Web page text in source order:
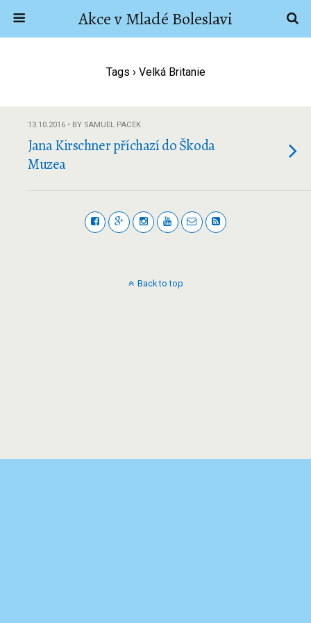
Akce v Mladé Boleslavi
Tags › Velká Britanie
13.10.2016 • BY SAMUEL PACEK
Jana Kirschner příchazí do Škoda
Muzea
Back to top